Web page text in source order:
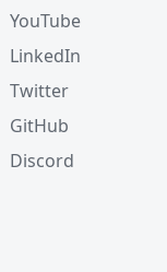
YouTube
LinkedIn
Twitter
GitHub
Discord